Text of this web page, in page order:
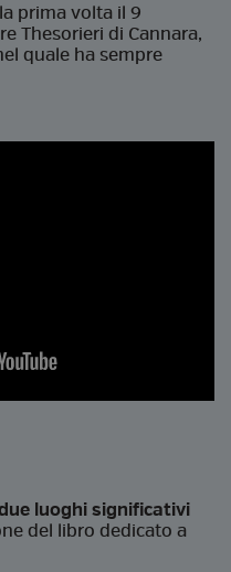
prima volta il 9
Thesorieri di Cannara,
quale ha sempre
luoghi significativi
del libro dedicato a